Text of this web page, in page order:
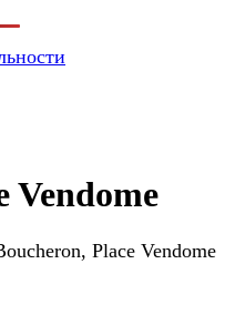
Vendome
Place Vendome